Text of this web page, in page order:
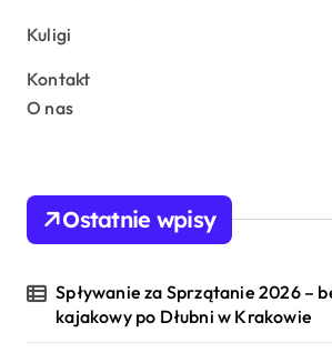
Kuligi
Kontakt
O nas
Ostatnie wpisy
Spływanie za Sprzątanie 2026 –
kajakowy po Dłubni w Krakowie